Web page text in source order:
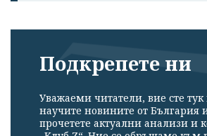
Подкрепете ни
Уважаеми читатели, вие сте тук
научите новините от България
прочетете актуални анализи и